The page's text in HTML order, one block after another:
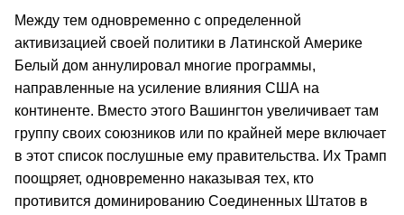
Между тем одновременно с определенной
активизацией своей политики в Латинской Америке
Белый дом аннулировал многие программы,
направленные на усиление влияния США на
континенте. Вместо этого Вашингтон увеличивает там
группу своих союзников или по крайней мере включает
в этот список послушные ему правительства. Их Трамп
поощряет, одновременно наказывая тех, кто
противится доминированию Соединенных Штатов в